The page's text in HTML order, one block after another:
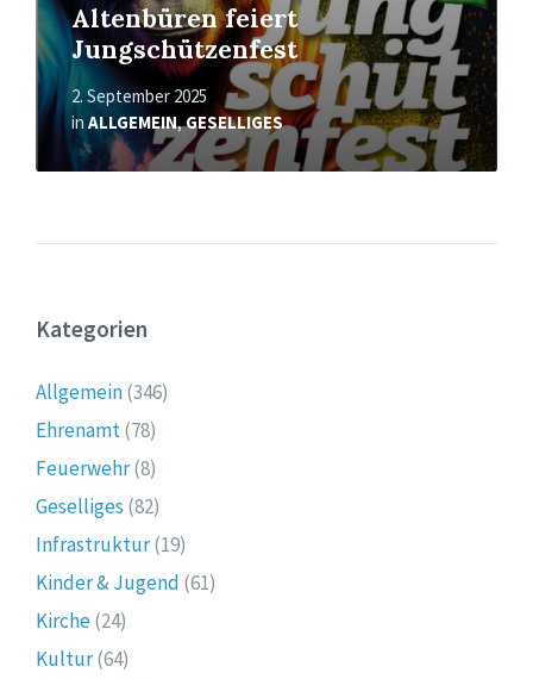
Altenbüren feiert
Jungschützenfest
2. September 2025
in ALLGEMEIN,GESELLIGES
Kategorien
Allgemein(346)
Ehrenamt(78)
Feuerwehr(8)
Geselliges (82)
Infrastruktur(19)
Kinder & Jugend (61)
Kirche(24)
Kultur(64)